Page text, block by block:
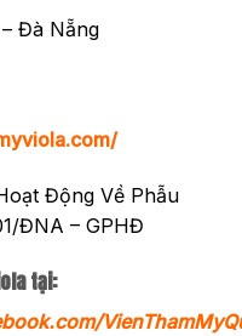
Đà Nẵng
Động Về Phẫu
ĐNA – GPHĐ
tại: